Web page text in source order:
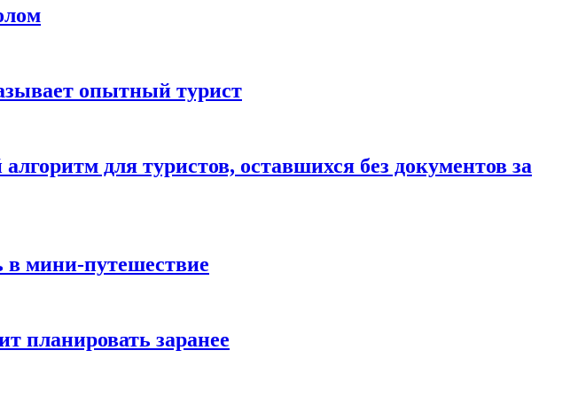
опытный турист
для туристов, оставшихся без документов за
в мини-путешествие
планировать заранее